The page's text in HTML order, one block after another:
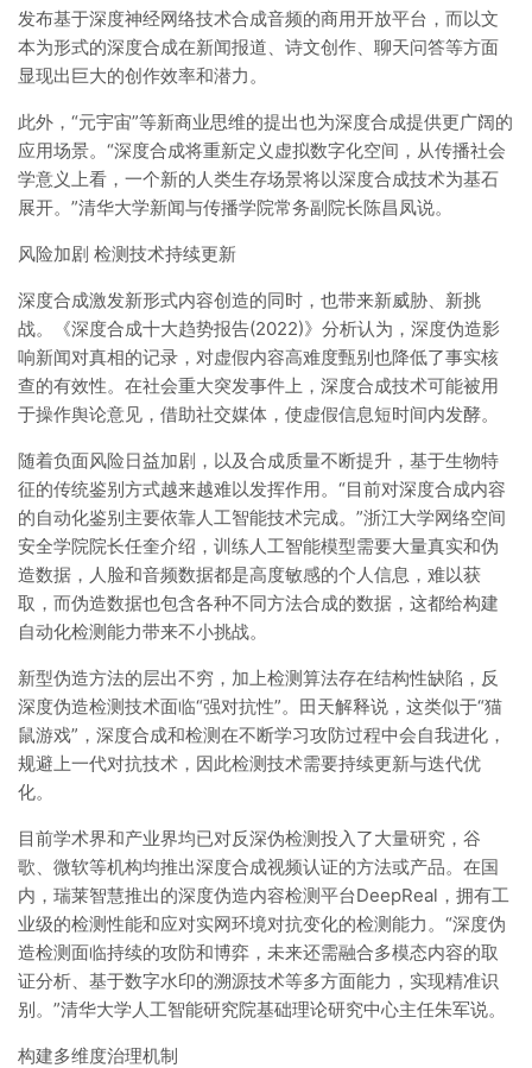
发布基于深度神经网络技术合成音频的商用开放平台，而以文
本为形式的深度合成在新闻报道、诗文创作、聊天问答等方面
显现出巨大的创作效率和潜力。
此外，“元宇宙”等新商业思维的提出也为深度合成提供更广阔的
应用场景。“深度合成将重新定义虚拟数字化空间，从传播社会
学意义上看，一个新的人类生存场景将以深度合成技术为基石
展开。”清华大学新闻与传播学院常务副院长陈昌凤说。
风险加剧 检测技术持续更新
深度合成激发新形式内容创造的同时，也带来新威胁、新挑
战。《深度合成十大趋势报告(2022)》分析认为，深度伪造影
响新闻对真相的记录，对虚假内容高难度甄别也降低了事实核
查的有效性。在社会重大突发事件上，深度合成技术可能被用
于操作舆论意见，借助社交媒体，使虚假信息短时间内发酵。
随着负面风险日益加剧，以及合成质量不断提升，基于生物特
征的传统鉴别方式越来越难以发挥作用。“目前对深度合成内容
的自动化鉴别主要依靠人工智能技术完成。”浙江大学网络空间
安全学院院长任奎介绍，训练人工智能模型需要大量真实和伪
造数据，人脸和音频数据都是高度敏感的个人信息，难以获
取，而伪造数据也包含各种不同方法合成的数据，这都给构建
自动化检测能力带来不小挑战。
新型伪造方法的层出不穷，加上检测算法存在结构性缺陷，反
深度伪造检测技术面临“强对抗性”。田天解释说，这类似于“猫
鼠游戏”，深度合成和检测在不断学习攻防过程中会自我进化，
规避上一代对抗技术，因此检测技术需要持续更新与迭代优
化。
目前学术界和产业界均已对反深伪检测投入了大量研究，谷
歌、微软等机构均推出深度合成视频认证的方法或产品。在国
内，瑞莱智慧推出的深度伪造内容检测平台DeepReal，拥有工
业级的检测性能和应对实网环境对抗变化的检测能力。“深度伪
造检测面临持续的攻防和博弈，未来还需融合多模态内容的取
证分析、基于数字水印的溯源技术等多方面能力，实现精准识
别。”清华大学人工智能研究院基础理论研究中心主任朱军说。
构建多维度治理机制